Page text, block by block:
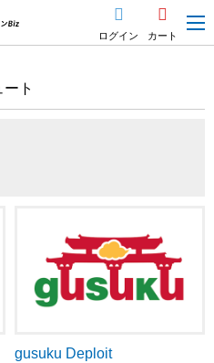
ログイン カート
ト
gusuku Deploit